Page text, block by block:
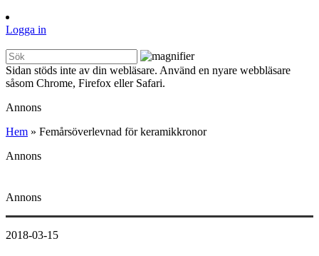
Logga in
Sidan stöds inte av din webläsare. Använd en nyare webbläsare
såsom Chrome, Firefox eller Safari.
Annons
Hem » Femårsöverlevnad för keramikkronor
Annons
Annons
2018-03-15